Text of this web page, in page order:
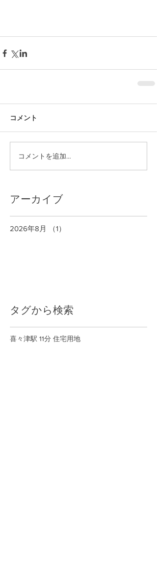
コメント
コメントを追加…
アーカイブ
2026年8月 （1）
タグから検索
喜々津駅 11分 住宅用地